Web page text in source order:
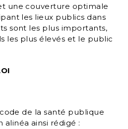
une couverture optimale
les lieux publics dans
sont les plus importants,
les plus élevés et le public
code de la santé publique
ainsi rédigé :